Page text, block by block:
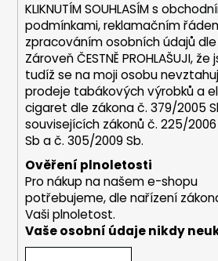
D
p
o
u
u
m
KLIKNUTÍM SOUHLASÍM s
podmínkami,reklamačním
zpracováním osobních údajů
Zároveň ČESTNĚ PROHLAŠUJI,
tudíž se na moji osobu
prodeje tabákových výrobků a
cigaret dle zákona č. 379/2005
souvisejících zákonů č. 225/
Sb a č. 305/2009 Sb.
Ověření plnoletosti
Pro nákup na našem e-shopu
potřebujeme, dle nařízení
Vaši plnoletost.
Vaše osobní údaje nikdy